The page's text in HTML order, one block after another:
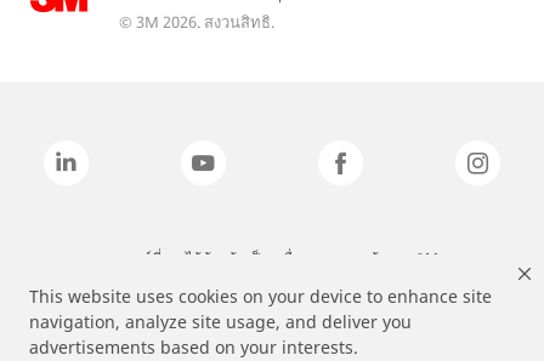
This website uses cookies on your device to enhance site
navigation, analyze site usage, and deliver you
advertisements based on your interests.
© 3M 2026. สงวนสิทธิ.
แบรนด์ที่ระบุไว้ข้างต้นเป็นเครื่องหมายการค้าของ 3M